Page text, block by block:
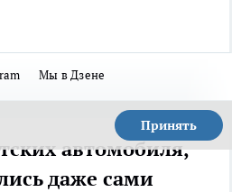
Мы в Дзене
Принять
автомобиля,
даже сами